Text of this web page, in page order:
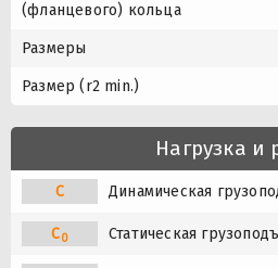
(фланцевого) кольца
Размеры
Размер (r2 min.)
Нагрузка и
C Динамическая
C0 Статическая